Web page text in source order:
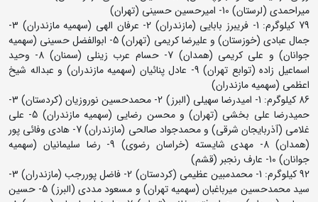
میراحمدی (لرستان) 10- امیرحسین حسینی (تهران)
79 کیلوگرم: 1- فریبرز بابایی (مازندران) 2- عرفان الهی (سهمیه مازندران) 3-
جمال عبادی (خوزستان) و علیرضا کریمی (تهران) 5- ابوالفضل حسینی (سهمیه
جوانان) و علی کریمی (همدان) 7- حسام عرب زینلی (سمنان) 8- وحید
اسماعیل زاده (توابع تهران) 9- عادل پنائیان (سهمیه مازندران) و عبداله شیخ
اعظمی (سهمیه مازندران)
86 کیلوگرم: 1- امیدرضا سهیلی (البرز) 2- محمدحسین نوروزیان (کردستان) 3-
حمیدرضا علی بخشی (تهران) و محسن رضایی (سهمیه مازندران) 5- علی
غلامی (آذربایجان شرقی) و محمدجواد صالحی (مازندران) 7- هادی وفائی پور
(همدان) 8- مهدی شایسته (خراسان رضوی) 9- رضا سلیمانیان (سهمیه
جوانان) 10- عارف رنجبر (قشم)
92 کیلوگرم: 1- محمدمبین عظیمی (کردستان) 2- فاضل پوررجب (مازندران) 3-
سید محمدحسین میرباغبان (سهمیه تهران) و مسعود مددی (البرز) 5- حسین